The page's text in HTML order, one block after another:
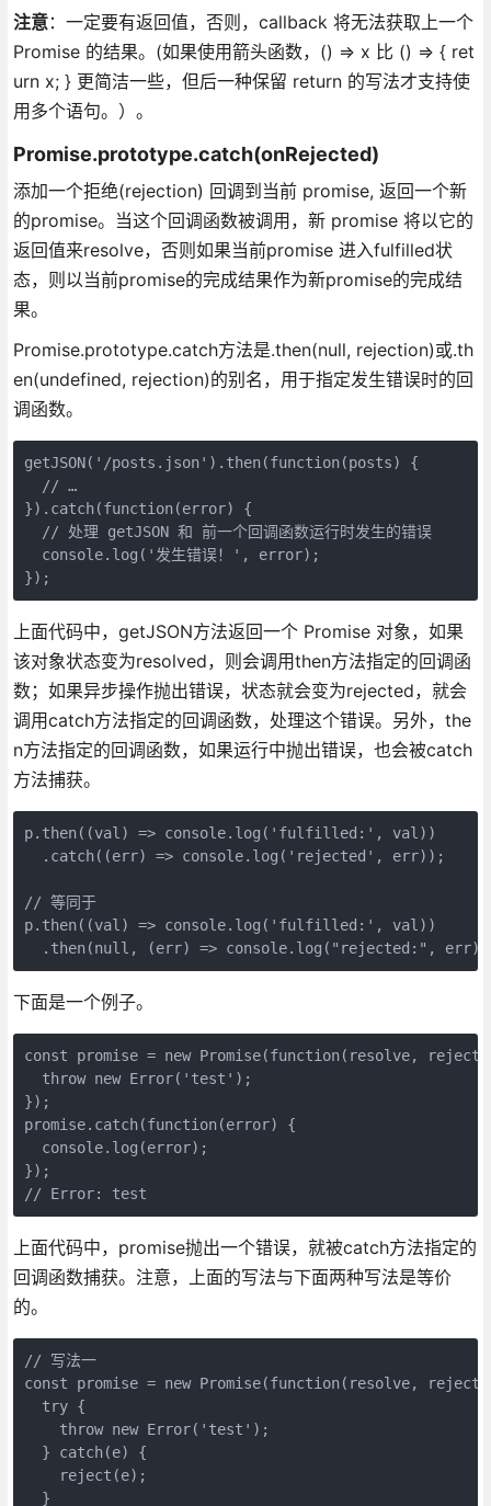
注意：一定要有返回值，否则，callback 将无法获取上一个
Promise 的结果。(如果使用箭头函数，() => x 比 () => { ret
urn x; } 更简洁一些，但后一种保留 return 的写法才支持使
用多个语句。）。
Promise.prototype.catch(onRejected)
添加一个拒绝(rejection) 回调到当前 promise, 返回一个新
的promise。当这个回调函数被调用，新 promise 将以它的
返回值来resolve，否则如果当前promise 进入fulfilled状
态，则以当前promise的完成结果作为新promise的完成结
果。
Promise.prototype.catch方法是.then(null, rejection)或.th
en(undefined, rejection)的别名，用于指定发生错误时的回
调函数。
getJSON('/posts.json').then(function(posts) {
  // …
}).catch(function(error) {
  // 处理 getJSON 和 前一个回调函数运行时发生的错误
  console.log('发生错误！', error);
});
上面代码中，getJSON方法返回一个 Promise 对象，如果
该对象状态变为resolved，则会调用then方法指定的回调函
数；如果异步操作抛出错误，状态就会变为rejected，就会
调用catch方法指定的回调函数，处理这个错误。另外，the
n方法指定的回调函数，如果运行中抛出错误，也会被catch
方法捕获。
p.then((val) => console.log('fulfilled:', val))
  .catch((err) => console.log('rejected', err));
// 等同于
p.then((val) => console.log('fulfilled:', val))
.then(null, (err) => console.log("rejected:",
下面是一个例子。
const promise = new Promise(function(resolve,
  throw new Error('test');
});
promise.catch(function(error) {
  console.log(error);
});
// Error: test
上面代码中，promise抛出一个错误，就被catch方法指定的
回调函数捕获。注意，上面的写法与下面两种写法是等价
的。
// 写法一
const promise = new Promise(function(resolve,
  try {
    throw new Error('test');
  } catch(e) {
    reject(e);
  }